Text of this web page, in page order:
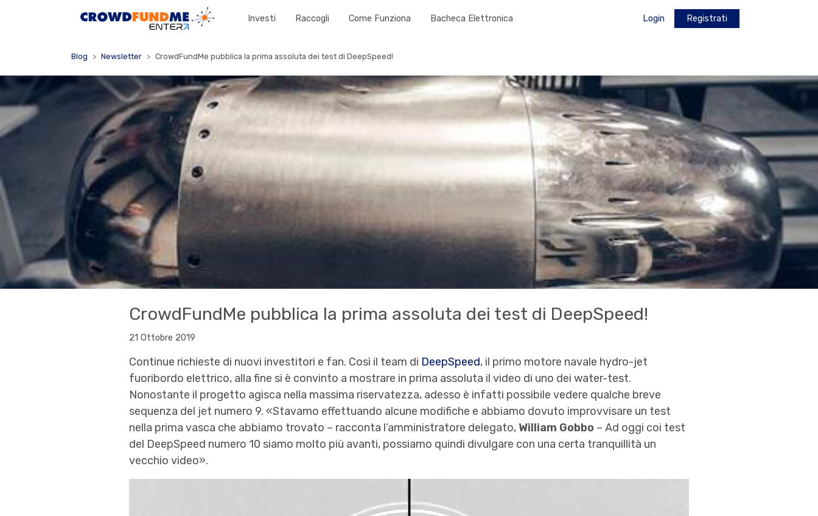
Investi Raccogli Come Funziona Bacheca Elettronica Login Registrati
Blog Newsletter CrowdFundMe pubblica la prima assoluta dei test di DeepSpeed!
CrowdFundMe pubblica la prima assoluta dei test di DeepSpeed!
21 Ottobre 2019
Continue richieste di nuovi investitori e fan. Così il team di DeepSpeed, il primo motore navale hydro-jet
fuoribordo elettrico, alla fine si è convinto a mostrare in prima assoluta il video di uno dei water-test.
Nonostante il progetto agisca nella massima riservatezza, adesso è infatti possibile vedere qualche breve
sequenza del jet numero 9. «Stavamo effettuando alcune modifiche e abbiamo dovuto improvvisare un test
nella prima vasca che abbiamo trovato – racconta l’amministratore delegato, William Gobbo – Ad oggi coi test
del DeepSpeed numero 10 siamo molto più avanti, possiamo quindi divulgare con una certa tranquillità un
vecchio video».